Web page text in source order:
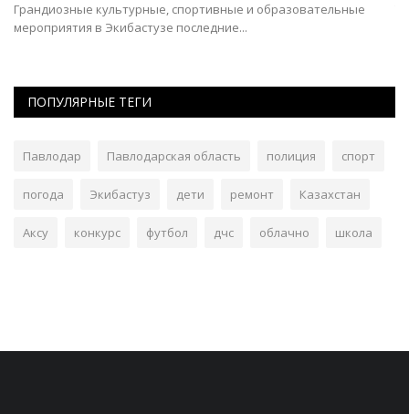
Грандиозные культурные, спортивные и образовательные
мероприятия в Экибастузе последние...
ПОПУЛЯРНЫЕ ТЕГИ
Павлодар Павлодарская область полиция спорт
погода Экибастуз дети ремонт Казахстан
Аксу конкурс футбол дчс облачно школа